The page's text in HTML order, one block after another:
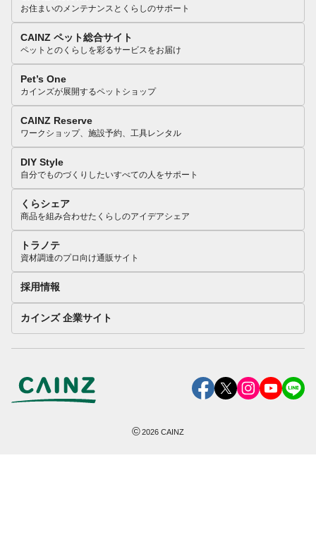
お住まいのメンテナンスとくらしのサポート
CAINZ ペット総合サイト
ペットとのくらしを彩るサービスをお届け
Pet’s One
カインズが展開するペットショップ
CAINZ Reserve
ワークショップ、施設予約、工具レンタル
DIY Style
自分でものづくりしたいすべての人をサポート
くらシェア
商品を組み合わせたくらしのアイデアシェア
トラノテ
資材調達のプロ向け通販サイト
採用情報
カインズ 企業サイト
©2026 CAINZ